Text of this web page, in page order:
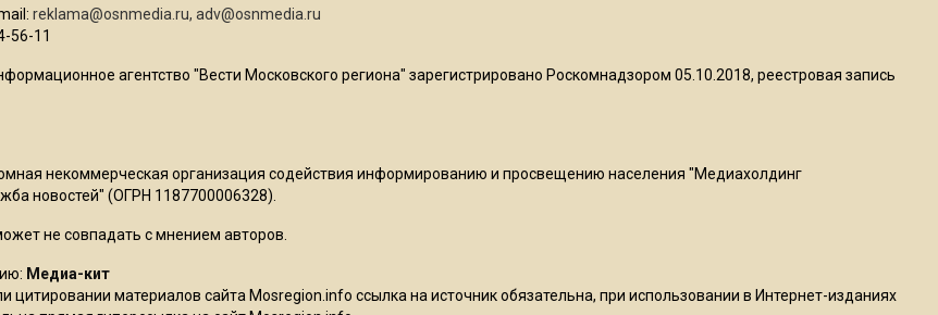
В Подмосковье прекратили
цехах
reklama@osnmedia.ru, adv@osnmedia.ru
56-11
агентство "Вести Московского региона" зарегистрировано Роскомнадзором 05.10.2018, реестровая запись
некоммерческая организация содействия информированию и просвещению населения "Медиахолдинг
новостей" (ОГРН 1187700006328).
не совпадать с мнением авторов.
Медиа-кит
цитировании материалов сайта Mosregion.info ссылка на источник обязательна, при использовании в Интернет-изданиях